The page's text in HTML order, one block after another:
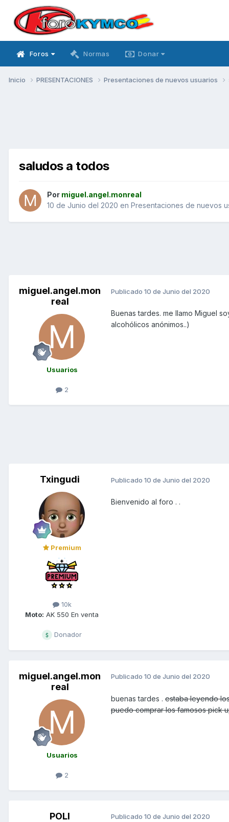
Foros Normas Donar
Inicio PRESENTACIONES Presentaciones de nuevos usuarios
saludos a todos
Por miguel.angel.monreal
10 de Junio del 2020 en Presentaciones de nuevos
miguel.angel.mon
real
Usuarios
2
Publicado 10 de Junio del 2020
Buenas tardes. me llamo Miguel
alcohólicos anónimos..)
Txingudi
Premium
10k
Moto: AK 550 En venta
Donador
Publicado 10 de Junio del 2020
Bienvenido al foro . .
miguel.angel.mon
real
Usuarios
2
Publicado 10 de Junio del 2020
buenas tardes . estaba leyendo
puedo comprar los famosos pick
POLI Publicado 10 de Junio del 2020